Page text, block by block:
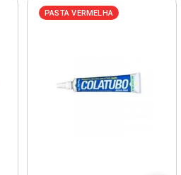
PASTA VERMELHA